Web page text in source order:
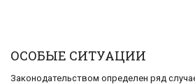
ОСОБЫЕ СИТУАЦИИ
Законодательством определен ряд